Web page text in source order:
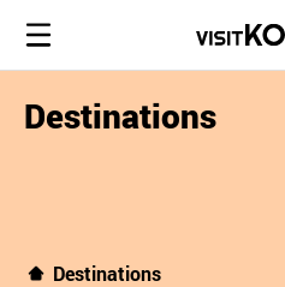
Destinations
Destinations